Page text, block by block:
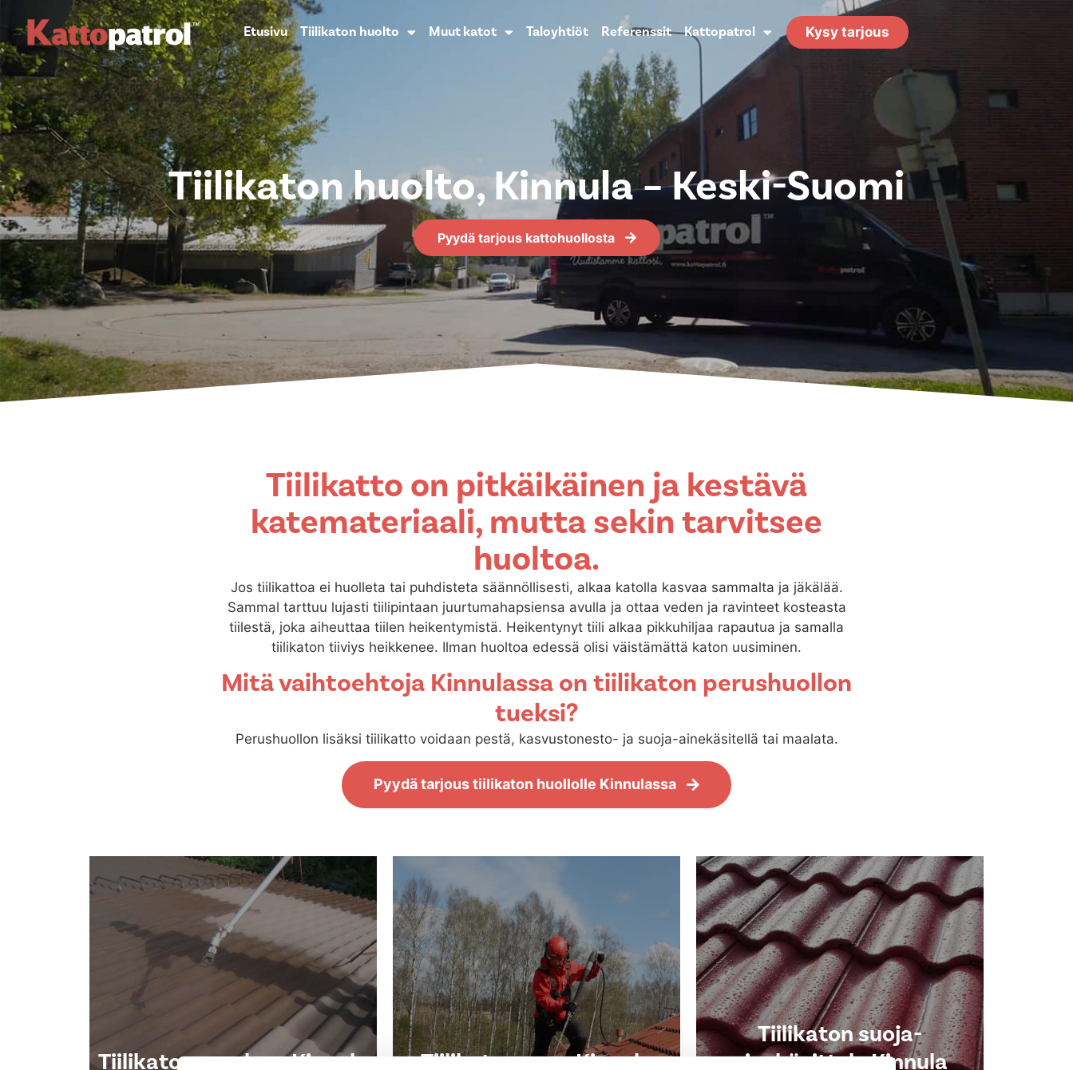
Etusivu Tiilikaton huolto Muut katot Taloyhtiöt Referenssit Kattopatrol Kysy tarjous
Tiilikaton huolto, Kinnula – Keski-Suomi
Pyydä tarjous kattohuollosta
Tiilikatto on pitkäikäinen ja kestävä
katemateriaali, mutta sekin tarvitsee
huoltoa.
Jos tiilikattoa ei huolleta tai puhdisteta säännöllisesti, alkaa katolla kasvaa sammalta ja jäkälää.
Sammal tarttuu lujasti tiilipintaan juurtumahapsiensa avulla ja ottaa veden ja ravinteet kosteasta
tiilestä, joka aiheuttaa tiilen heikentymistä. Heikentynyt tiili alkaa pikkuhiljaa rapautua ja samalla
tiilikaton tiiviys heikkenee. Ilman huoltoa edessä olisi väistämättä katon uusiminen.
Mitä vaihtoehtoja Kinnulassa on tiilikaton perushuollon
tueksi?
Perushuollon lisäksi tiilikatto voidaan pestä, kasvustonesto- ja suoja-ainekäsitellä tai maalata.
Pyydä tarjous tiilikaton huollolle Kinnulassa
Tiilikaton maalaus Kinnula Tiilikaton pesu Kinnula
Tiilikaton suoja-
ainekäsittely Kinnula